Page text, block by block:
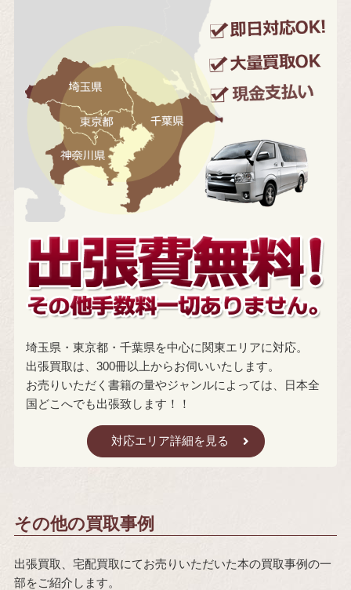
埼玉県・東京都・千葉県を中心に関東エリアに対応。
出張買取は、300冊以上からお伺いいたします。
お売りいただく書籍の量やジャンルによっては、日本全
国どこへでも出張致します！！
対応エリア詳細を見る
その他の買取事例
出張買取、宅配買取にてお売りいただいた本の買取事例の一
部をご紹介します。